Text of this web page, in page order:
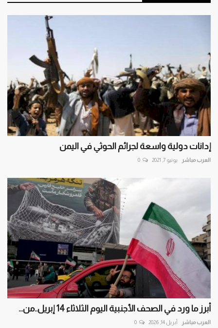
إدانات دولية واسعة لجرائم الحوثي في اليمن
العرب مباشر يونيو 7, 2021 0
أبرز ما ورد في الصحف الأجنبية اليوم الثلاثاء 14 إبريل..من...
العرب مباشر أبريل 14, 2026 0